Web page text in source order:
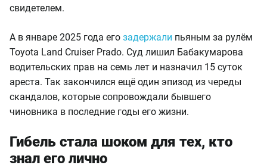
свидетелем.
А в январе 2025 года его задержали пьяным за рулём
Toyota Land Cruiser Prado. Суд лишил Бабакумарова
водительских прав на семь лет и назначил 15 суток
ареста. Так закончился ещё один эпизод из череды
скандалов, которые сопровождали бывшего
чиновника в последние годы его жизни.
Гибель стала шоком для тех, кто
знал его лично